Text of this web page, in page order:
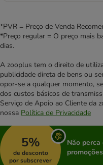
*PVR = Preço de Venda
*Preço regular = O preço mais
dias.
A zooplus tem o direito de
publicidade direta de bens ou
opor-se a qualquer momento,
dos custos básicos de
Serviço de Apoio ao Cliente da
nossa Política de Privacidade
5%
de desconto
por subscrever
Não